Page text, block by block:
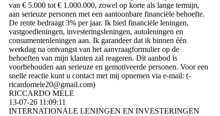
van € 5.000 tot € 1.000.000, zowel op korte als lange termijn,
aan serieuze personen met een aantoonbare financiële behoefte.
De rente bedraagt ​​3% per jaar. Ik bied financiële leningen,
vastgoedleningen, investeringsleningen, autoleningen en
consumentenleningen aan. Ik garandeer dat ik binnen één
werkdag na ontvangst van het aanvraagformulier op de
behoeften van mijn klanten zal reageren. Dit aanbod is
voorbehouden aan serieuze en gemotiveerde personen. Voor een
snelle reactie kunt u contact met mij opnemen via e-mail: (­
ricardomele20@­gmail.­com)­
RICCARDO MELE
13-07-26 11:09:11
INTERNATIONALE LENINGEN EN INVESTERINGEN